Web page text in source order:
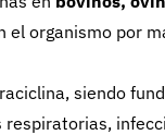
organismo por
siendo